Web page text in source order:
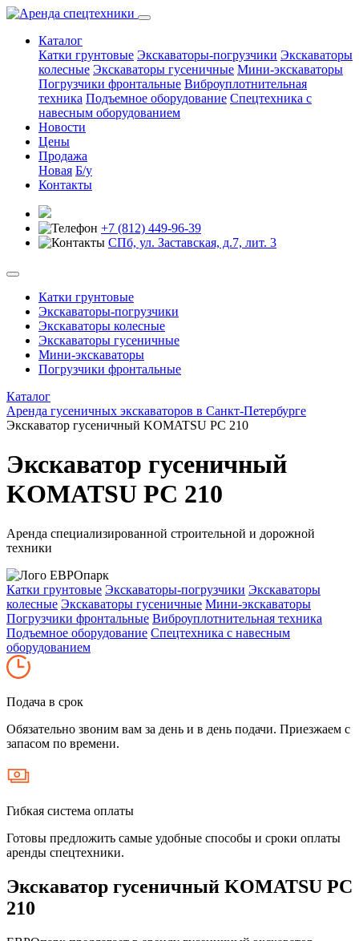
Каталог
Катки грунтовые Экскаваторы-погрузчики Экскаваторы
колесные Экскаваторы гусеничные Мини-экскаваторы
Погрузчики фронтальные Виброуплотнительная
техника Подъемное оборудование Спецтехника с
навесным оборудованием
Новости
Цены
Продажа
Новая Б/у
Контакты
+7 (812) 449-96-39
СПб, ул. Заставская, д.7, лит. 3
Катки грунтовые
Экскаваторы-погрузчики
Экскаваторы колесные
Экскаваторы гусеничные
Мини-экскаваторы
Погрузчики фронтальные
Каталог
Аренда гусеничных экскаваторов в Санкт-Петербурге
Экскаватор гусеничный KOMATSU PC 210
Экскаватор гусеничный
KOMATSU PC 210
Аренда специализированной строительной и дорожной
техники
Катки грунтовые Экскаваторы-погрузчики Экскаваторы
колесные Экскаваторы гусеничные Мини-экскаваторы
Погрузчики фронтальные Виброуплотнительная техника
Подъемное оборудование Спецтехника с навесным
оборудованием
Подача в срок
Обязательно звоним вам за день и в день подачи. Приезжаем с
запасом по времени.
Гибкая система оплаты
Готовы предложить самые удобные способы и сроки оплаты
аренды спецтехники.
Экскаватор гусеничный KOMATSU PC
210